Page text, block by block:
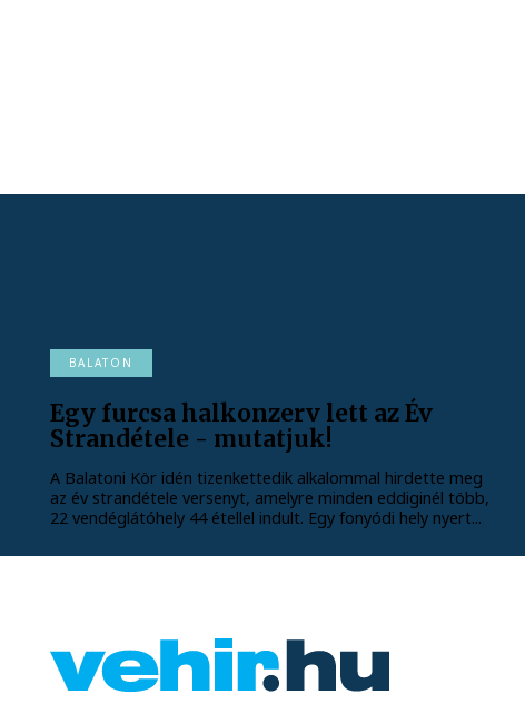
BALATON
Egy furcsa halkonzerv lett az Év
Strandétele - mutatjuk!
A Balatoni Kör idén tizenkettedik alkalommal hirdette meg
az év strandétele versenyt, amelyre minden eddiginél több,
22 vendéglátóhely 44 étellel indult. Egy fonyódi hely nyert...